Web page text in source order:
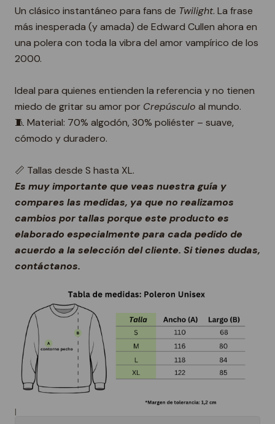
Un clásico instantáneo para fans de Twilight. La frase
más inesperada (y amada) de Edward Cullen ahora en
una polera con toda la vibra del amor vampírico de los
2000.
Ideal para quienes entienden la referencia y no tienen
miedo de gritar su amor por Crepúsculo al mundo.
🧵 Material: 70% algodón, 30% poliéster – suave,
cómodo y duradero.
📏 Tallas desde S hasta XL.
Es muy importante que veas nuestra guía y
compares las medidas, ya que no realizamos
cambios por tallas porque este producto es
elaborado especialmente para cada pedido de
acuerdo a la selección del cliente. Si tienes dudas,
contáctanos.
|